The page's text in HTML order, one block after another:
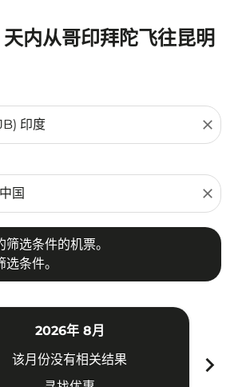
内从哥印拜陀飞往昆明
close
close
选条件的机票。
条件。
选条件的机票。请调整您的筛选条件。
2026年 8月
该月份没有相关结果
chevron_right